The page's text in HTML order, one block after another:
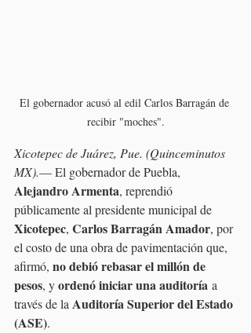
El gobernador acusó al edil Carlos Barragán de
recibir "moches".
Xicotepec de Juárez, Pue. (Quinceminutos
MX).— El gobernador de Puebla,
Alejandro Armenta, reprendió
públicamente al presidente municipal de
Xicotepec, Carlos Barragán Amador, por
el costo de una obra de pavimentación que,
afirmó, no debió rebasar el millón de
pesos, y ordenó iniciar una auditoría a
través de la Auditoría Superior del Estado
(ASE).